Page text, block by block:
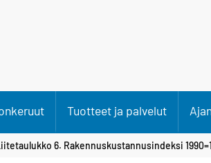
Tuotteet ja palvelut
6. Rakennuskustannusindeksi